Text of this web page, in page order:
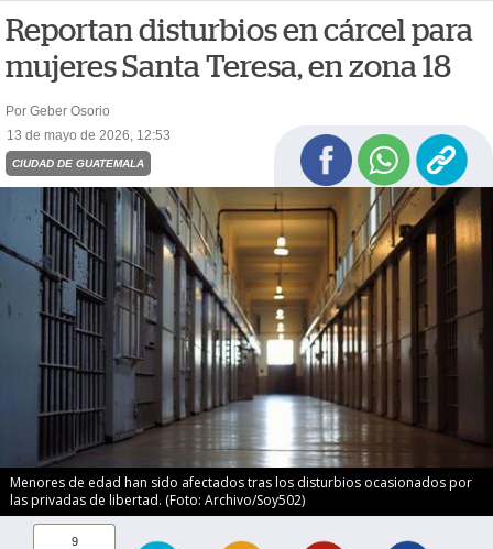
Reportan disturbios en cárcel para
mujeres Santa Teresa, en zona 18
Por Geber Osorio
13 de mayo de 2026, 12:53
CIUDAD DE GUATEMALA
Menores de edad han sido afectados tras los disturbios ocasionados por
las privadas de libertad. (Foto: Archivo/Soy502)
9